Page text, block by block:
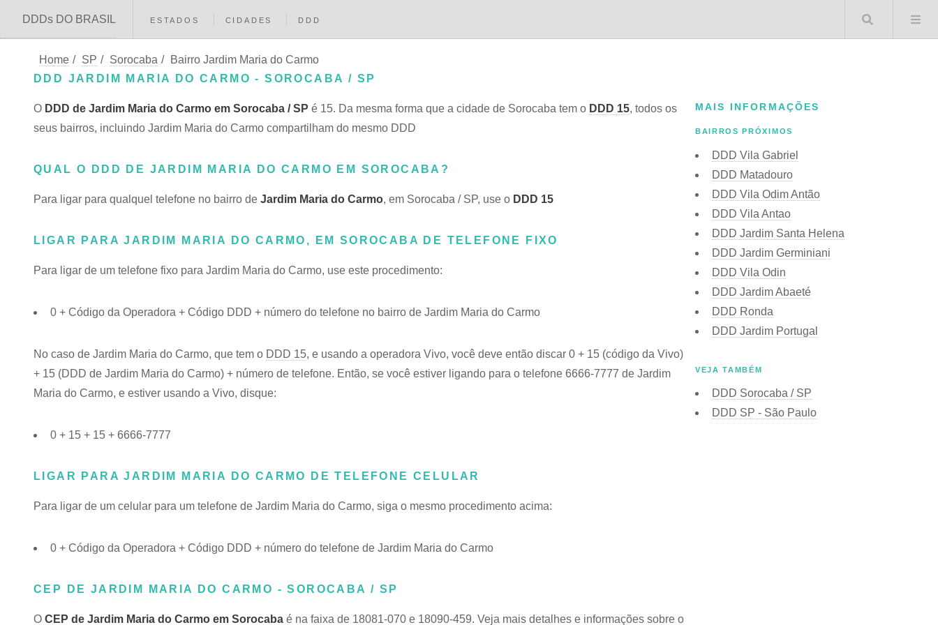
DDDs DO BRASIL ESTADOS CIDADES DDD Buscar
Home / SP / Sorocaba /
Bairro Jardim Maria do Carmo
DDD JARDIM MARIA DO CARMO - SOROCABA / SP
O DDD de Jardim Maria do Carmo em Sorocaba / SP é 15. Da mesma forma que a cidade de Sorocaba tem o DDD 15, todos os
seus bairros, incluindo Jardim Maria do Carmo compartilham do mesmo DDD
QUAL O DDD DE JARDIM MARIA DO CARMO EM SOROCABA?
Para ligar para qualquel telefone no bairro de Jardim Maria do Carmo, em Sorocaba / SP, use o DDD 15
LIGAR PARA JARDIM MARIA DO CARMO, EM SOROCABA DE TELEFONE FIXO
Para ligar de um telefone fixo para Jardim Maria do Carmo, use este procedimento:
0 + Código da Operadora + Código DDD + número do telefone no bairro de Jardim Maria do Carmo
No caso de Jardim Maria do Carmo, que tem o DDD 15, e usando a operadora Vivo, você deve então discar 0 + 15 (código da Vivo)
+ 15 (DDD de Jardim Maria do Carmo) + número de telefone. Então, se você estiver ligando para o telefone 6666-7777 de Jardim
Maria do Carmo, e estiver usando a Vivo, disque:
0 + 15 + 15 + 6666-7777
LIGAR PARA JARDIM MARIA DO CARMO DE TELEFONE CELULAR
Para ligar de um celular para um telefone de Jardim Maria do Carmo, siga o mesmo procedimento acima:
0 + Código da Operadora + Código DDD + número do telefone de Jardim Maria do Carmo
CEP DE JARDIM MARIA DO CARMO - SOROCABA / SP
O CEP de Jardim Maria do Carmo em Sorocaba é na faixa de 18081-070 e 18090-459. Veja mais detalhes e informações sobre o
MAIS INFORMAÇÕES
BAIRROS PRÓXIMOS
DDD Vila Gabriel
DDD Matadouro
DDD Vila Odim Antão
DDD Vila Antao
DDD Jardim Santa Helena
DDD Jardim Germiniani
DDD Vila Odin
DDD Jardim Abaeté
DDD Ronda
DDD Jardim Portugal
VEJA TAMBÉM
DDD Sorocaba / SP
DDD SP - São Paulo